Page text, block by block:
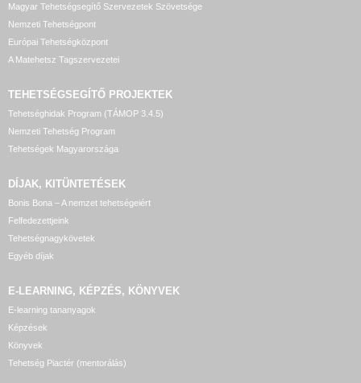
Magyar Tehetségsegítő Szervezetek Szövetsége
Nemzeti Tehetségpont
Európai Tehetségközpont
A Matehetsz Tagszervezetei
TEHETSÉGSEGÍTŐ PROJEKTEK
Tehetséghidak Program (TÁMOP 3.4.5)
Nemzeti Tehetség Program
Tehetségek Magyarországa
DÍJAK, KITÜNTETÉSEK
Bonis Bona – A nemzet tehetségeiért
Felfedezettjeink
Tehetségnagykövetek
Egyéb díjak
E-LEARNING, KÉPZÉS, KÖNYVEK
E-learning tananyagok
Képzések
Könyvek
Tehetség Piactér (mentorálás)